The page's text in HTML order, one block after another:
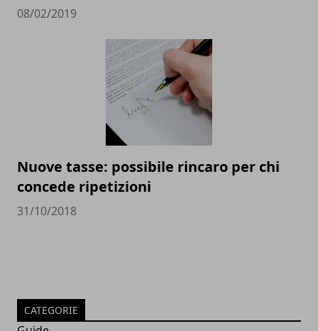
08/02/2019
Nuove tasse: possibile rincaro per chi
concede ripetizioni
31/10/2018
CATEGORIE